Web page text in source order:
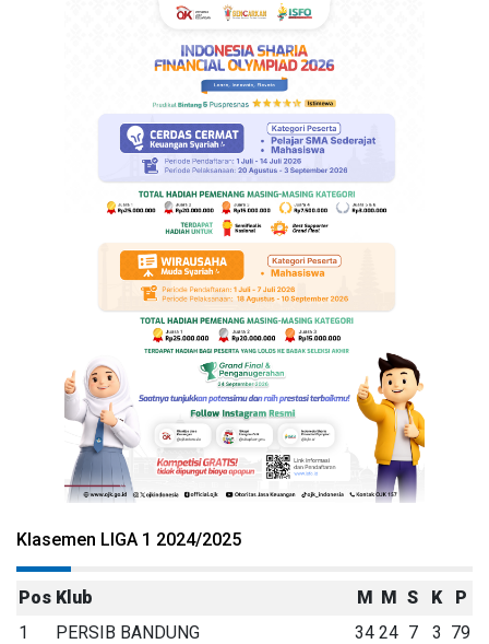
Klasemen LIGA 1 2024/2025
Pos Klub M M S K
P
1
PERSIB BANDUNG 34 24 7 3 79